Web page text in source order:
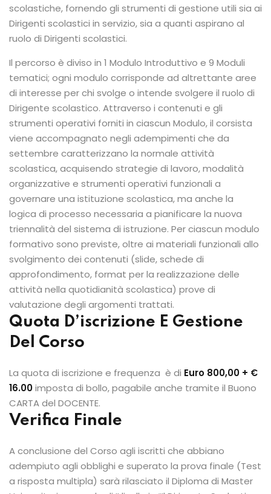
scolastiche, fornendo gli strumenti di gestione utili sia ai
Dirigenti scolastici in servizio, sia a quanti aspirano al
ruolo di Dirigenti scolastici.
Il percorso è diviso in 1 Modulo Introduttivo e 9 Moduli
tematici; ogni modulo corrisponde ad altrettante aree
di interesse per chi svolge o intende svolgere il ruolo di
Dirigente scolastico. Attraverso i contenuti e gli
strumenti operativi forniti in ciascun Modulo, il corsista
viene accompagnato negli adempimenti che da
settembre caratterizzano la normale attività
scolastica, acquisendo strategie di lavoro, modalità
organizzative e strumenti operativi funzionali a
governare una istituzione scolastica, ma anche la
logica di processo necessaria a pianificare la nuova
triennalità del sistema di istruzione. Per ciascun modulo
formativo sono previste, oltre ai materiali funzionali allo
svolgimento dei contenuti (slide, schede di
approfondimento, format per la realizzazione delle
attività nella quotidianità scolastica) prove di
valutazione degli argomenti trattati.
Quota D’iscrizione E Gestione
Del Corso
La quota di iscrizione e frequenza è di Euro 800,00 + €
16.00imposta di bollo, pagabile anche tramite il Buono
CARTA del DOCENTE.
Verifica Finale
A conclusione del Corso agli iscritti che abbiano
adempiuto agli obblighi e superato la prova finale (Test
a risposta multipla) sarà rilasciato il Diploma di Master